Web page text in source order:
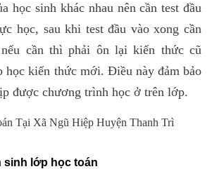
học sinh khác nhau nên cần test đầu
học, sau khi test đầu vào xong cần
cần thì phải ôn lại kiến thức cũ
học kiến thức mới. Điều này đảm bảo
được chương trình học ở trên lớp.
sinh lớp học toán